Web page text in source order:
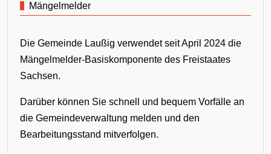
Mängelmelder
Die Gemeinde Laußig verwendet seit April 2024 die
Mängelmelder-Basiskomponente des Freistaates
Sachsen.
Darüber können Sie schnell und bequem Vorfälle an
die Gemeindeverwaltung melden und den
Bearbeitungsstand mitverfolgen.